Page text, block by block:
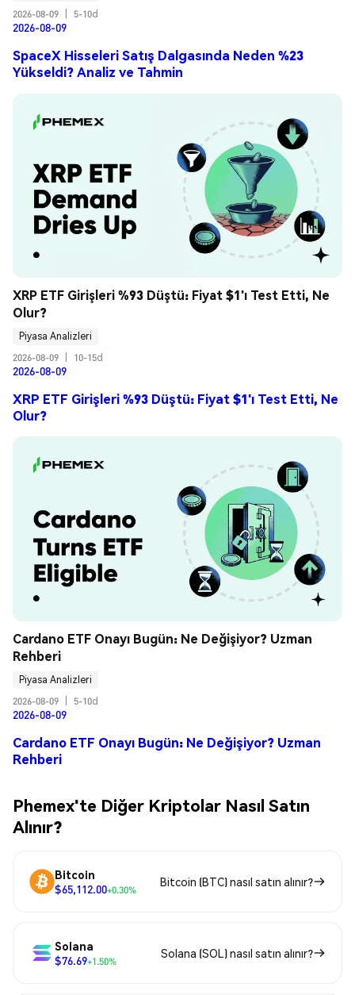
2026-08-09
5-10d
2026-08-09
SpaceX Hisseleri Satış Dalgasında Neden %23
Yükseldi? Analiz ve Tahmin
XRP ETF Girişleri %93 Düştü: Fiyat $1'ı Test Etti, Ne
Olur?
Piyasa Analizleri
2026-08-09
10-15d
2026-08-09
XRP ETF Girişleri %93 Düştü: Fiyat $1'ı Test Etti, Ne
Olur?
Cardano ETF Onayı Bugün: Ne Değişiyor? Uzman
Rehberi
Piyasa Analizleri
2026-08-09
5-10d
2026-08-09
Cardano ETF Onayı Bugün: Ne Değişiyor? Uzman
Rehberi
Phemex'te Diğer Kriptolar Nasıl Satın
Alınır?
Bitcoin
$65,112.00+0.30%
Bitcoin (BTC) nasıl satın alınır?
Solana
$76.69+1.50%
Solana (SOL) nasıl satın alınır?